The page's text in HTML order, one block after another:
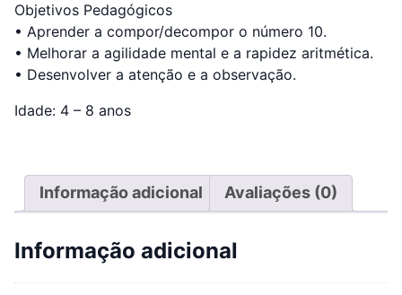
Objetivos Pedagógicos
• Aprender a compor/decompor o número 10.
• Melhorar a agilidade mental e a rapidez aritmética.
• Desenvolver a atenção e a observação.
Idade: 4 – 8 anos
Informação adicional Avaliações (0)
Informação adicional